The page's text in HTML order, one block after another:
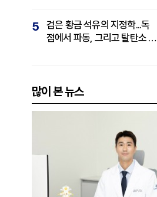
5
검은 황금 석유의 지정학...독
점에서 파동, 그리고 탈탄소 패
많이 본 뉴스